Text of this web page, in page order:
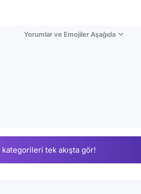
Yorumlar ve Emojiler Aşağıda
tek akışta gör!